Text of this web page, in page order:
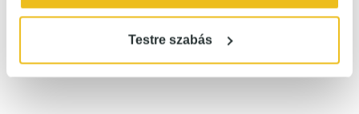
Testre szabás